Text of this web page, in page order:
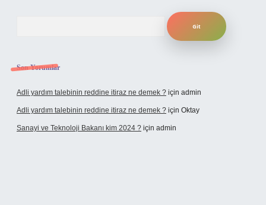
Son Yorumlar
Adli yardım talebinin reddine itiraz ne demek ? için admin
Adli yardım talebinin reddine itiraz ne demek ? için Oktay
Sanayi ve Teknoloji Bakanı kim 2024 ? için admin